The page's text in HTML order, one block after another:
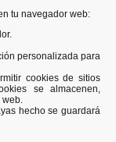
tu navegador web:
personalizada para
cookies de sitios
se almacenen,
web.
hecho se guardará